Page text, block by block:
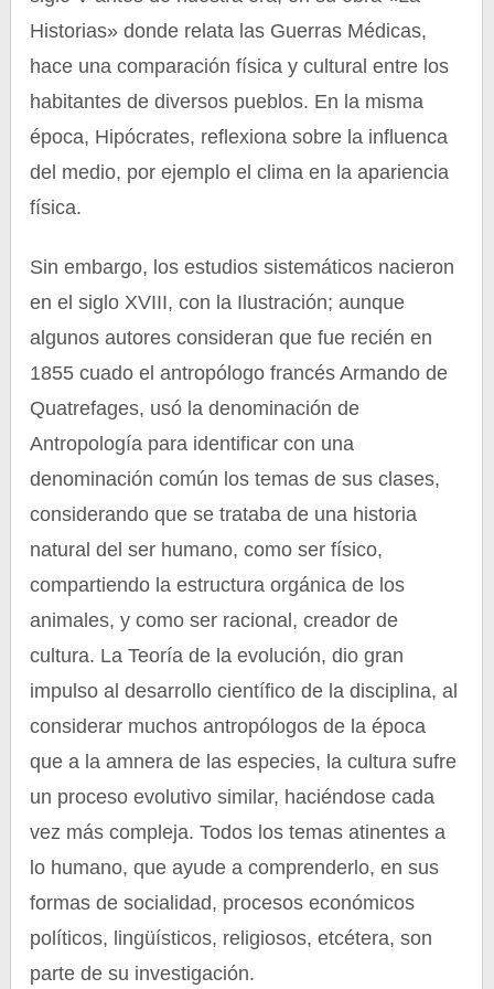
Historias» donde relata las Guerras Médicas,
hace una comparación física y cultural entre los
habitantes de diversos pueblos. En la misma
época, Hipócrates, reflexiona sobre la influenca
del medio, por ejemplo el clima en la apariencia
física.
Sin embargo, los estudios sistemáticos nacieron
en el siglo XVIII, con la Ilustración; aunque
algunos autores consideran que fue recién en
1855 cuado el antropólogo francés Armando de
Quatrefages, usó la denominación de
Antropología para identificar con una
denominación común los temas de sus clases,
considerando que se trataba de una historia
natural del ser humano, como ser físico,
compartiendo la estructura orgánica de los
animales, y como ser racional, creador de
cultura. La Teoría de la evolución, dio gran
impulso al desarrollo científico de la disciplina, al
considerar muchos antropólogos de la época
que a la amnera de las especies, la cultura sufre
un proceso evolutivo similar, haciéndose cada
vez más compleja. Todos los temas atinentes a
lo humano, que ayude a comprenderlo, en sus
formas de socialidad, procesos económicos
políticos, lingüísticos, religiosos, etcétera, son
parte de su investigación.